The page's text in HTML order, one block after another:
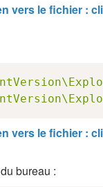
vers le fichier :
vers le fichier :
bureau :